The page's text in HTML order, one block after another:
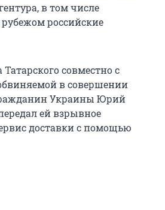
в том числе
российские
совместно с
в совершении
Украины Юрий
ей взрывное
доставки с помощью